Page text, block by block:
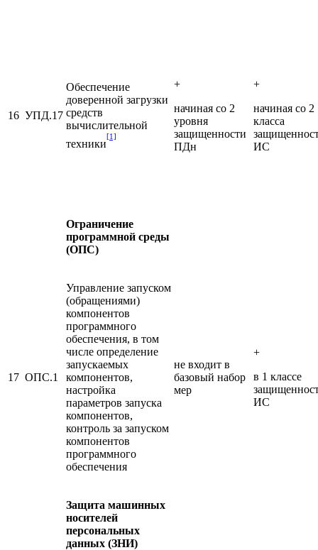
16 УПД.17
Обеспечение
доверенной загрузки
средств
вычислительной
техники
[1]
+
начиная со 2
уровня
защищенности
ПДн
+
начиная со 2
класса
ИС
Ограничение
программной среды
(ОПС)
17 ОПС.1
Управление запуском
(обращениями)
компонентов
программного
обеспечения, в том
числе определение
запускаемых
компонентов,
настройка
параметров запуска
компонентов,
контроль за запуском
компонентов
программного
обеспечения
не входит в
базовый набор
мер
+
в 1 классе
ИС
Защита машинных
носителей
персональных
данных (ЗНИ)